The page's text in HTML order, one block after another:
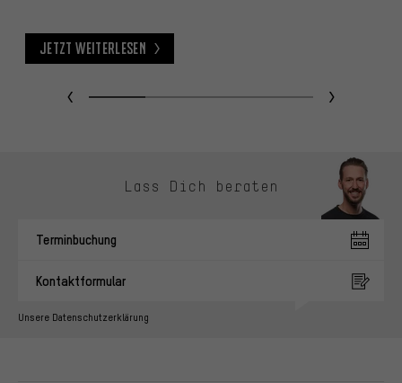
Jetzt weiterlesen
Lass Dich beraten
Terminbuchung
Kontaktformular
Unsere Datenschutzerklärung